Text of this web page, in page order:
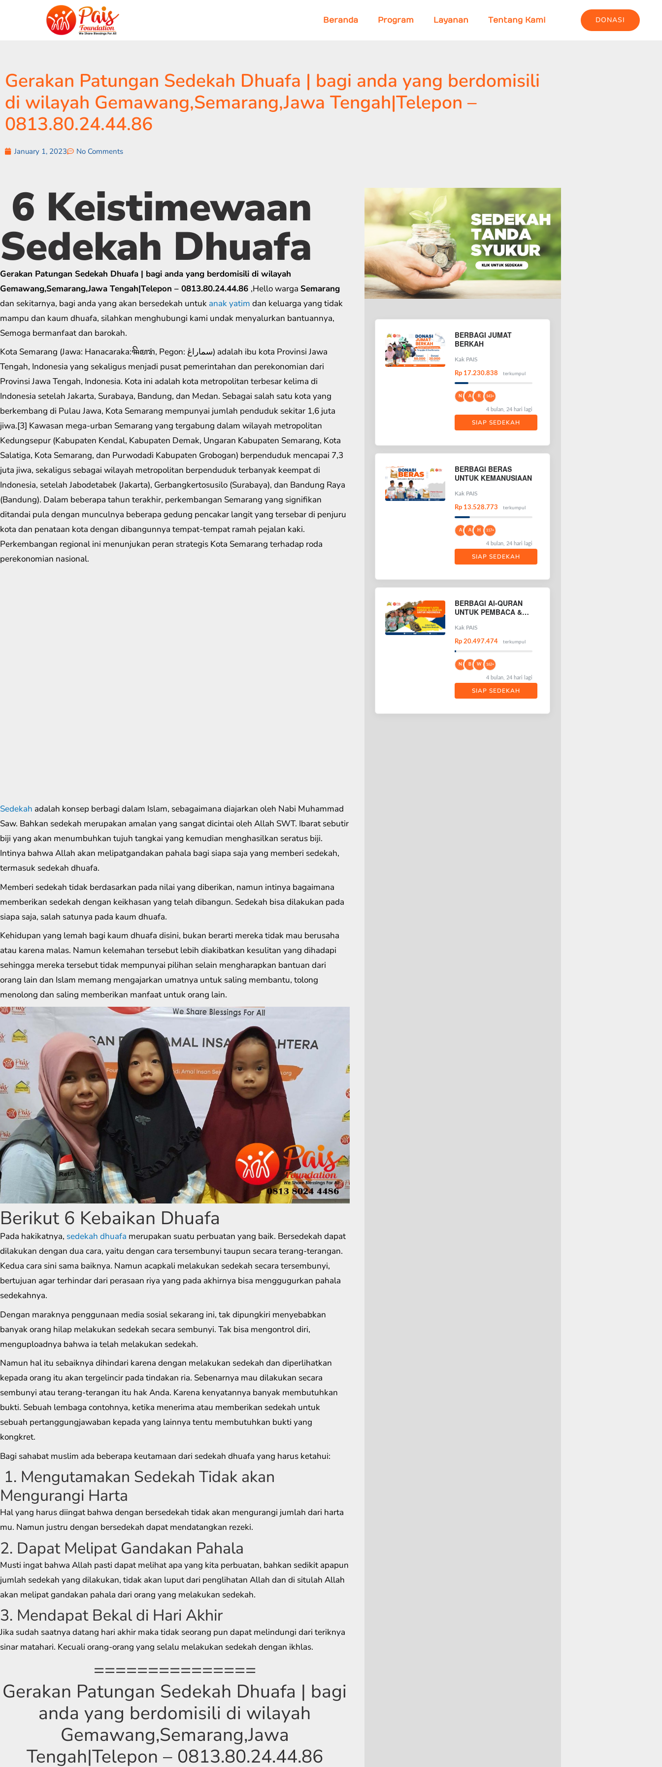
Beranda Program Layanan Tentang Kami DONASI
Gerakan Patungan Sedekah Dhuafa | bagi anda yang berdomisili
di wilayah Gemawang,Semarang,Jawa Tengah|Telepon –
0813.80.24.44.86
January 1, 2023 No Comments
6 Keistimewaan
Sedekah Dhuafa
Gerakan Patungan Sedekah Dhuafa | bagi anda yang berdomisili di wilayah
Gemawang,Semarang,Jawa Tengah|Telepon – 0813.80.24.44.86 ,Hello warga Semarang
dan sekitarnya, bagi anda yang akan bersedekah untuk anak yatim dan keluarga yang tidak
mampu dan kaum dhuafa, silahkan menghubungi kami undak menyalurkan bantuannya,
Semoga bermanfaat dan barokah.
Kota Semarang (Jawa: Hanacaraka:ꦯꦼꦩꦫꦁ​, Pegon: سماراڠ) adalah ibu kota Provinsi Jawa
Tengah, Indonesia yang sekaligus menjadi pusat pemerintahan dan perekonomian dari
Provinsi Jawa Tengah, Indonesia. Kota ini adalah kota metropolitan terbesar kelima di
Indonesia setelah Jakarta, Surabaya, Bandung, dan Medan. Sebagai salah satu kota yang
berkembang di Pulau Jawa, Kota Semarang mempunyai jumlah penduduk sekitar 1,6 juta
jiwa.[3] Kawasan mega-urban Semarang yang tergabung dalam wilayah metropolitan
Kedungsepur (Kabupaten Kendal, Kabupaten Demak, Ungaran Kabupaten Semarang, Kota
Salatiga, Kota Semarang, dan Purwodadi Kabupaten Grobogan) berpenduduk mencapai 7,3
juta jiwa, sekaligus sebagai wilayah metropolitan berpenduduk terbanyak keempat di
Indonesia, setelah Jabodetabek (Jakarta), Gerbangkertosusilo (Surabaya), dan Bandung Raya
(Bandung). Dalam beberapa tahun terakhir, perkembangan Semarang yang signifikan
ditandai pula dengan munculnya beberapa gedung pencakar langit yang tersebar di penjuru
kota dan penataan kota dengan dibangunnya tempat-tempat ramah pejalan kaki.
Perkembangan regional ini menunjukan peran strategis Kota Semarang terhadap roda
perekonomian nasional.
Sedekah adalah konsep berbagi dalam Islam, sebagaimana diajarkan oleh Nabi Muhammad
Saw. Bahkan sedekah merupakan amalan yang sangat dicintai oleh Allah SWT. Ibarat sebutir
biji yang akan menumbuhkan tujuh tangkai yang kemudian menghasilkan seratus biji.
Intinya bahwa Allah akan melipatgandakan pahala bagi siapa saja yang memberi sedekah,
termasuk sedekah dhuafa.
Memberi sedekah tidak berdasarkan pada nilai yang diberikan, namun intinya bagaimana
memberikan sedekah dengan keikhasan yang telah dibangun. Sedekah bisa dilakukan pada
siapa saja, salah satunya pada kaum dhuafa.
Kehidupan yang lemah bagi kaum dhuafa disini, bukan berarti mereka tidak mau berusaha
atau karena malas. Namun kelemahan tersebut lebih diakibatkan kesulitan yang dihadapi
sehingga mereka tersebut tidak mempunyai pilihan selain mengharapkan bantuan dari
orang lain dan Islam memang mengajarkan umatnya untuk saling membantu, tolong
menolong dan saling memberikan manfaat untuk orang lain.
Berikut 6 Kebaikan Dhuafa
Pada hakikatnya, sedekah dhuafa merupakan suatu perbuatan yang baik. Bersedekah dapat
dilakukan dengan dua cara, yaitu dengan cara tersembunyi taupun secara terang-terangan.
Kedua cara sini sama baiknya. Namun acapkali melakukan sedekah secara tersembunyi,
bertujuan agar terhindar dari perasaan riya yang pada akhirnya bisa menggugurkan pahala
sedekahnya.
Dengan maraknya penggunaan media sosial sekarang ini, tak dipungkiri menyebabkan
banyak orang hilap melakukan sedekah secara sembunyi. Tak bisa mengontrol diri,
menguploadnya bahwa ia telah melakukan sedekah.
Namun hal itu sebaiknya dihindari karena dengan melakukan sedekah dan diperlihatkan
kepada orang itu akan tergelincir pada tindakan ria. Sebenarnya mau dilakukan secara
sembunyi atau terang-terangan itu hak Anda. Karena kenyatannya banyak membutuhkan
bukti. Sebuah lembaga contohnya, ketika menerima atau memberikan sedekah untuk
sebuah pertanggungjawaban kepada yang lainnya tentu membutuhkan bukti yang
kongkret.
Bagi sahabat muslim ada beberapa keutamaan dari sedekah dhuafa yang harus ketahui:
1. Mengutamakan Sedekah Tidak akan
Mengurangi Harta
Hal yang harus diingat bahwa dengan bersedekah tidak akan mengurangi jumlah dari harta
mu. Namun justru dengan bersedekah dapat mendatangkan rezeki.
2. Dapat Melipat Gandakan Pahala
Musti ingat bahwa Allah pasti dapat melihat apa yang kita perbuatan, bahkan sedikit apapun
jumlah sedekah yang dilakukan, tidak akan luput dari penglihatan Allah dan di situlah Allah
akan melipat gandakan pahala dari orang yang melakukan sedekah.
3. Mendapat Bekal di Hari Akhir
Jika sudah saatnya datang hari akhir maka tidak seorang pun dapat melindungi dari teriknya
sinar matahari. Kecuali orang-orang yang selalu melakukan sedekah dengan ikhlas.
===============
Gerakan Patungan Sedekah Dhuafa | bagi
anda yang berdomisili di wilayah
Gemawang,Semarang,Jawa
Tengah|Telepon – 0813.80.24.44.86
BERBAGI JUMAT
BERKAH
Kak PAIS
Rp 17.230.838 terkumpul
N A R 143+
4 bulan, 24 hari lagi
SIAP SEDEKAH
BERBAGI BERAS
UNTUK KEMANUSIAAN
Kak PAIS
Rp 13.528.773 terkumpul
A A H 117+
4 bulan, 24 hari lagi
SIAP SEDEKAH
BERBAGI Al-QURAN
UNTUK PEMBACA &
QURAN
Kak PAIS
Rp 20.497.474 terkumpul
N B W 162+
4 bulan, 24 hari lagi
SIAP SEDEKAH